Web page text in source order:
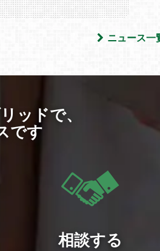
ニュース一
ッドで、
です
相談する